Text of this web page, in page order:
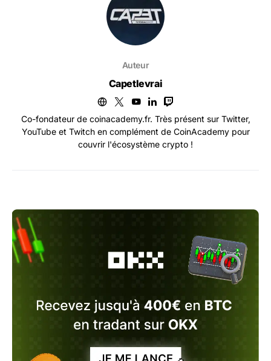
Auteur
Capetlevrai
Co-fondateur de coinacademy.fr. Très présent sur Twitter,
YouTube et Twitch en complément de CoinAcademy pour
couvrir l'écosystème crypto !